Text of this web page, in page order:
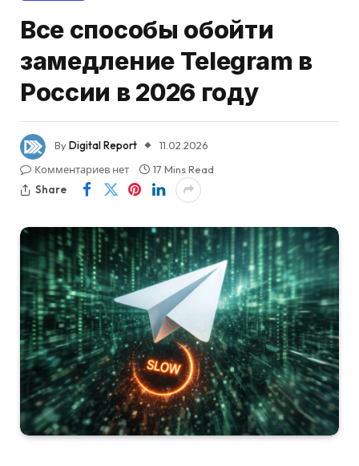
Все способы обойти
замедление Telegram в
России в 2026 году
ByDigital Report
11.02.2026
Комментариев нет
17 Mins Read
Share